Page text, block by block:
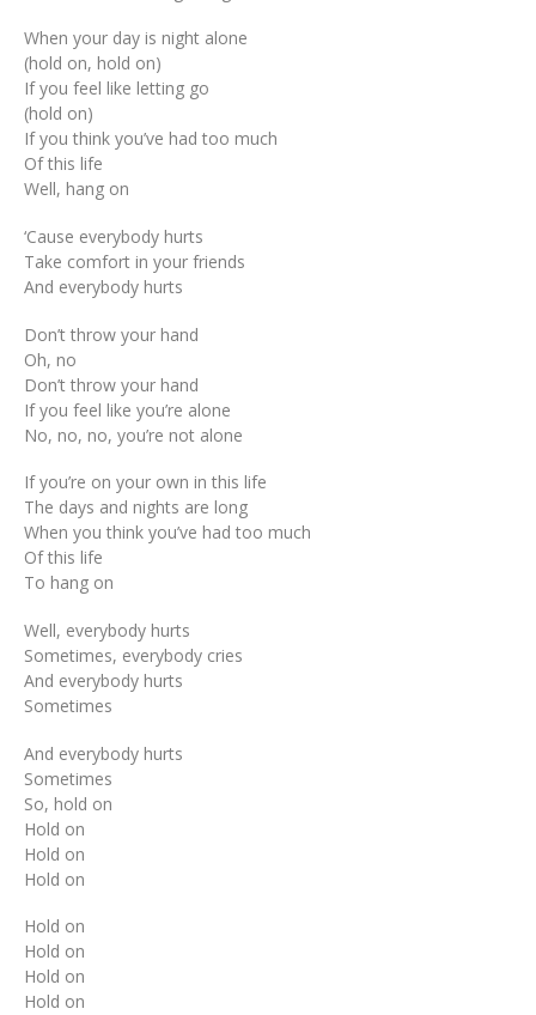
When your day is night alone
(hold on, hold on)
If you feel like letting go
(hold on)
If you think you’ve had too much
Of this life
Well, hang on
‘Cause everybody hurts
Take comfort in your friends
And everybody hurts
Don’t throw your hand
Oh, no
Don’t throw your hand
If you feel like you’re alone
No, no, no, you’re not alone
If you’re on your own in this life
The days and nights are long
When you think you’ve had too much
Of this life
To hang on
Well, everybody hurts
Sometimes, everybody cries
And everybody hurts
Sometimes
And everybody hurts
Sometimes
So, hold on
Hold on
Hold on
Hold on
Hold on
Hold on
Hold on
Hold on